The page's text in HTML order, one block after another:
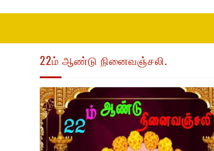
22ம் ஆண்டு நினைவஞ்சலி.